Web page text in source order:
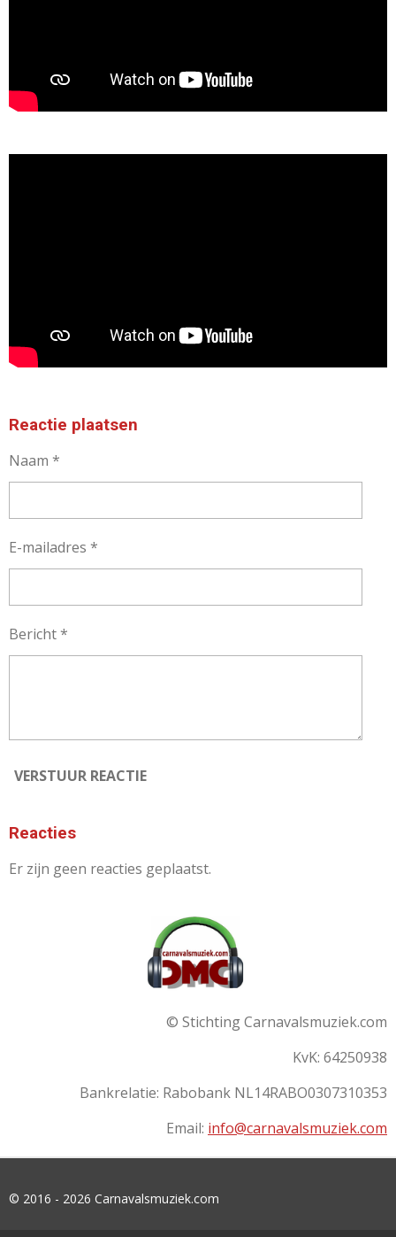
Reactie plaatsen
Naam *
E-mailadres *
Bericht *
VERSTUUR REACTIE
Reacties
Er zijn geen reacties geplaatst.
© Stichting Carnavalsmuziek.com
KvK: 64250938
Bankrelatie: Rabobank NL14RABO0307310353
Email: info@carnavalsmuziek.com
© 2016 - 2026 Carnavalsmuziek.com